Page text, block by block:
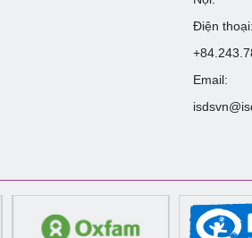
Điện thoại:
Email: